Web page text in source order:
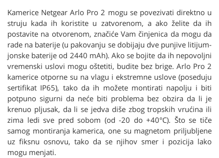
Kamerice Netgear Arlo Pro 2 mogu se povezivati direktno u
struju kada ih koristite u zatvorenom, a ako želite da ih
postavite na otvorenom, značiće Vam činjenica da mogu da
rade na baterije (u pakovanju se dobijaju dve punjive litijum-
jonske baterije od 2440 mAh). Ako se bojite da ih nepovoljni
vremenski uslovi mogu oštetiti, budite bez brige. Arlo Pro 2
kamerice otporne su na vlagu i ekstremne uslove (poseduju
sertifikat IP65), tako da ih možete montirati napolju i biti
potpuno sigurni da neće biti problema bez obzira da li je
krenuo pljusak, da li se jedva diše zbog tropskih vrućina ili
zima ledi sve pred sobom (od -20 do +40°C). Što se tiče
samog montiranja kamerica, one su magnetom priljubljene
uz fiksnu osnovu, tako da se njihov smer i pozicija lako
mogu menjati.